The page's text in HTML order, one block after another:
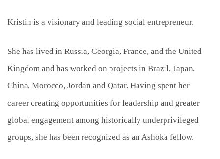
Kristin is a visionary and leading social entrepreneur.
She has lived in Russia, Georgia, France, and the United
Kingdom and has worked on projects in Brazil, Japan,
China, Morocco, Jordan and Qatar. Having spent her
career creating opportunities for leadership and greater
global engagement among historically underprivileged
groups, she has been recognized as an Ashoka fellow.